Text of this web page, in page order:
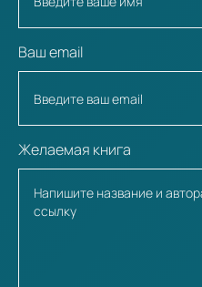
Ваш email
Желаемая книга